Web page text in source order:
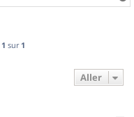
a
1 sur 1
Aller